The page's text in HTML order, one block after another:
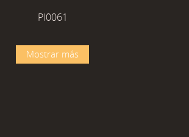
PI0061
Mostrar más